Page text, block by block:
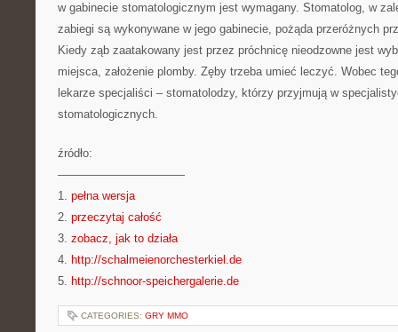
w gabinecie stomatologicznym jest wymagany. Stomatolog, w
zabiegi są wykonywane w jego gabinecie, pożąda przeróżnych
Kiedy ząb zaatakowany jest przez próchnicę nieodzowne jest
miejsca, założenie plomby. Zęby trzeba umieć leczyć. Wobec
lekarze specjaliści – stomatolodzy, którzy przyjmują w
stomatologicznych.
źródło:
———————————
1. pełna wersja
2. przeczytaj całość
3. zobacz, jak to działa
4. http://schalmeienorchesterkiel.de
5. http://schnoor-speichergalerie.de
CATEGORIES: GRY MMO